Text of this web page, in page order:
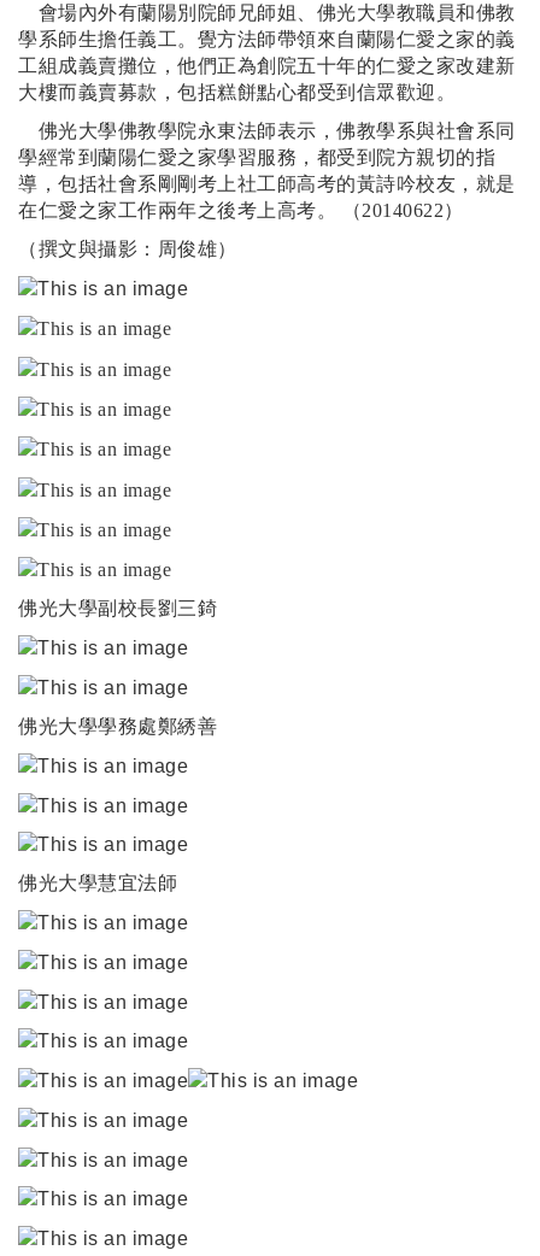
會場內外有蘭陽別院師兄師姐、佛光大學教職員和佛教
學系師生擔任義工。覺方法師帶領來自蘭陽仁愛之家的義
工組成義賣攤位，他們正為創院五十年的仁愛之家改建新
大樓而義賣募款，包括糕餅點心都受到信眾歡迎。
佛光大學佛教學院永東法師表示，佛教學系與社會系同
學經常到蘭陽仁愛之家學習服務，都受到院方親切的指
導，包括社會系剛剛考上社工師高考的黃詩吟校友，就是
在仁愛之家工作兩年之後考上高考。 （20140622）
（撰文與攝影：周俊雄）
佛光大學副校長劉三錡
佛光大學學務處鄭綉善
佛光大學慧宜法師